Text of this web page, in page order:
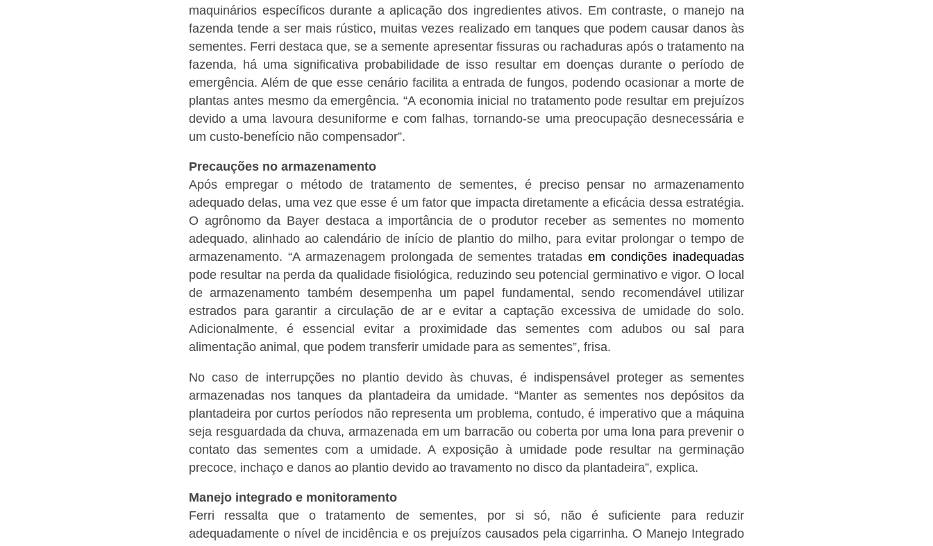
maquinários específicos durante a aplicação dos ingredientes ativos. Em contraste, o manejo na
fazenda tende a ser mais rústico, muitas vezes realizado em tanques que podem causar danos às
sementes. Ferri destaca que, se a semente apresentar fissuras ou rachaduras após o tratamento na
fazenda, há uma significativa probabilidade de isso resultar em doenças durante o período de
emergência. Além de que esse cenário facilita a entrada de fungos, podendo ocasionar a morte de
plantas antes mesmo da emergência. “A economia inicial no tratamento pode resultar em prejuízos
devido a uma lavoura desuniforme e com falhas, tornando-se uma preocupação desnecessária e
um custo-benefício não compensador”.
Precauções no armazenamento
Após empregar o método de tratamento de sementes, é preciso pensar no armazenamento
adequado delas, uma vez que esse é um fator que impacta diretamente a eficácia dessa estratégia.
O agrônomo da Bayer destaca a importância de o produtor receber as sementes no momento
adequado, alinhado ao calendário de início de plantio do milho, para evitar prolongar o tempo de
armazenamento. “A armazenagem prolongada de sementes tratadasem condições inadequadas
pode resultar na perda da qualidade fisiológica, reduzindo seu potencial germinativo e vigor. O local
de armazenamento também desempenha um papel fundamental, sendo recomendável utilizar
estrados para garantir a circulação de ar e evitar a captação excessiva de umidade do solo.
Adicionalmente, é essencial evitar a proximidade das sementes com adubos ou sal para
alimentação animal, que podem transferir umidade para as sementes”, frisa.
No caso de interrupções no plantio devido às chuvas, é indispensável proteger as sementes
armazenadas nos tanques da plantadeira da umidade. “Manter as sementes nos depósitos da
plantadeira por curtos períodos não representa um problema, contudo, é imperativo que a máquina
seja resguardada da chuva, armazenada em um barracão ou coberta por uma lona para prevenir o
contato das sementes com a umidade. A exposição à umidade pode resultar na germinação
precoce, inchaço e danos ao plantio devido ao travamento no disco da plantadeira”, explica.
Manejo integrado e monitoramento
Ferri ressalta que o tratamento de sementes, por si só, não é suficiente para reduzir
adequadamente o nível de incidência e os prejuízos causados pela cigarrinha. O Manejo Integrado